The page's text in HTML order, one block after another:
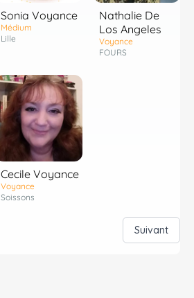
Sonia Voyance
Médium
Lille
Nathalie De
Los Angeles
Voyance
FOURS
Cecile Voyance
Voyance
Soissons
Suivant